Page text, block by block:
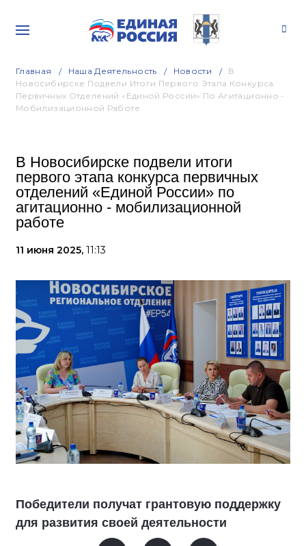
Главная Наша Деятельность Новости
В
Новосибирске Подвели Итоги Первого Этапа Конкурса
Первичных Отделений «Единой России» По Агитационно -
Мобилизационной Работе
В Новосибирске подвели итоги
первого этапа конкурса первичных
отделений «Единой России» по
агитационно - мобилизационной
работе
11 июня 2025, 11:13
Победители получат грантовую поддержку
для развития своей деятельности